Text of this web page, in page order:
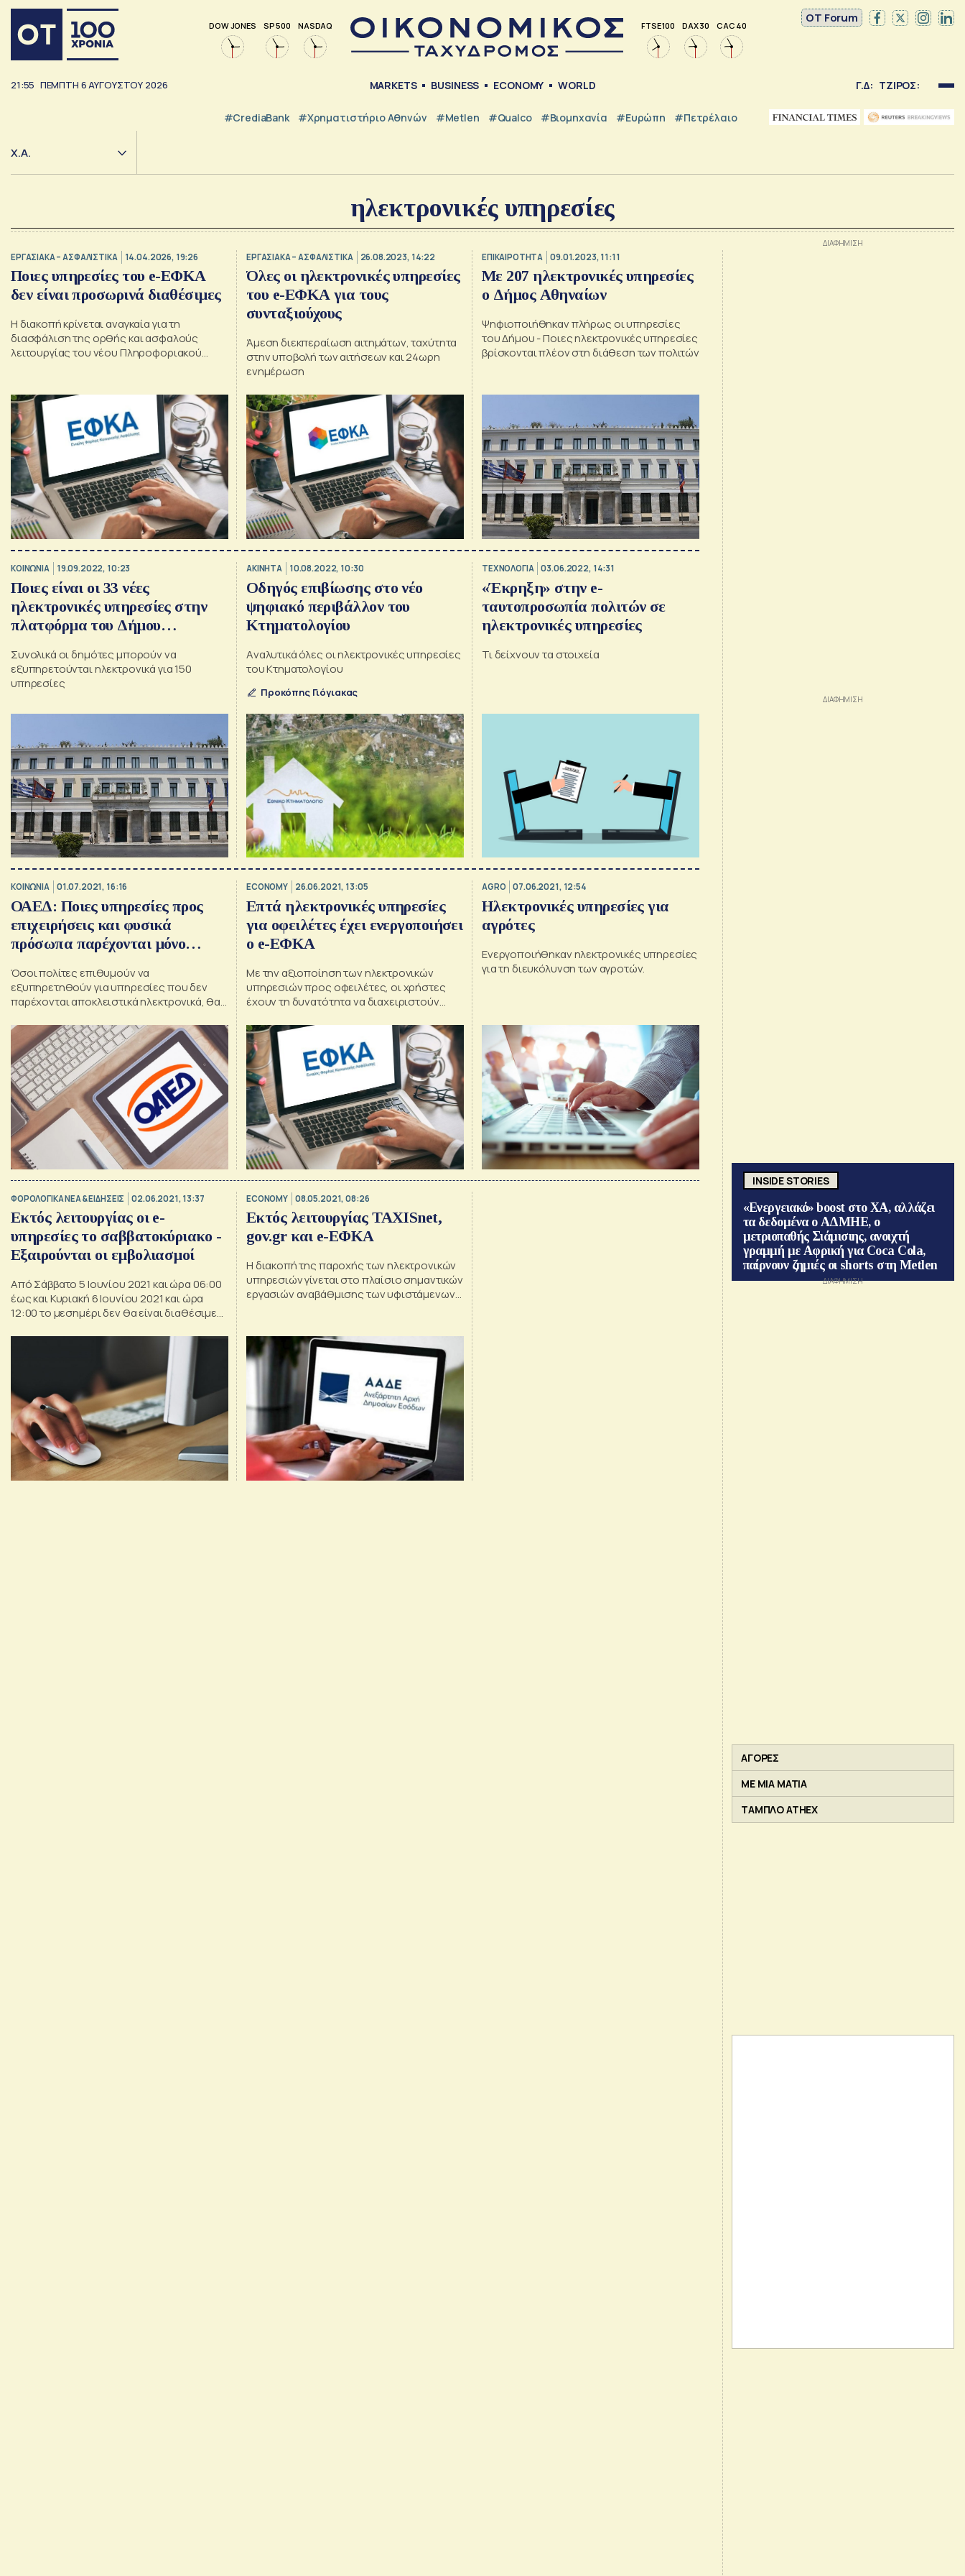
DOW JONES SP 500 NASDAQ FTSE 100 DAX 30 CAC 40
OT Forum
21:55 ΠΈΜΠΤΗ 6ΑΥΓΟΎΣΤΟΥ 2026 MARKETS BUSINESS ECONOMY WORLD Γ.Δ: ΤΖΙΡΟΣ:
#CrediaBank #Χρηματιστήριο Αθηνών #metlen #Qualco #Βιομηχανία #Ευρώπη #Πετρέλαιο
Χ.Α.
ηλεκτρονικές υπηρεσίες
ΕΡΓΑΣΙΑΚΑ – ΑΣΦΑΛΙΣΤΙΚΑ 14.04.2026, 19:26
Ποιες υπηρεσίες του e-ΕΦΚΑ
δεν είναι προσωρινά διαθέσιμες
Η διακοπή κρίνεται αναγκαία για τη
διασφάλιση της ορθής και ασφαλούς
λειτουργίας του νέου Πληροφοριακού
ΕΡΓΑΣΙΑΚΑ – ΑΣΦΑΛΙΣΤΙΚΑ 26.08.2023, 14:22
Όλες οι ηλεκτρονικές υπηρεσίες
του e-ΕΦΚΑ για τους
συνταξιούχους
Άμεση διεκπεραίωση αιτημάτων, ταχύτητα
στην υποβολή των αιτήσεων και 24ωρη
ενημέρωση
ΕΠΙΚΑΙΡΟΤΗΤΑ 09.01.2023, 11:11
Με 207 ηλεκτρονικές υπηρεσίες
ο Δήμος Αθηναίων
Ψηφιοποιήθηκαν πλήρως οι υπηρεσίες
του Δήμου - Ποιες ηλεκτρονικές υπηρεσίες
βρίσκονται πλέον στη διάθεση των πολιτών
ΚΟΙΝΩΝΙΑ 19.09.2022, 10:23
Ποιες είναι οι 33 νέες
ηλεκτρονικές υπηρεσίες στην
πλατφόρμα του Δήμου
Συνολικά οι δημότες μπορούν να
εξυπηρετούνται ηλεκτρονικά για 150
υπηρεσίες
ΑΚΙΝΗΤΑ 10.08.2022, 10:30
Oδηγός επιβίωσης στο νέο
ψηφιακό περιβάλλον του
Κτηματολογίου
Aναλυτικά όλες οι ηλεκτρονικές υπηρεσίες
του Κτηματολογίου
Προκόπης Γιόγιακας
ΤΕΧΝΟΛΟΓΙΑ 03.06.2022, 14:31
«Έκρηξη» στην e-
ταυτοπροσωπία πολιτών σε
ηλεκτρονικές υπηρεσίες
Τι δείχνουν τα στοιχεία
ΚΟΙΝΩΝΙΑ 01.07.2021, 16:16
ΟΑΕΔ: Ποιες υπηρεσίες προς
επιχειρήσεις και φυσικά
πρόσωπα παρέχονται μόνο
Όσοι πολίτες επιθυμούν να
εξυπηρετηθούν για υπηρεσίες που δεν
παρέχονται αποκλειστικά ηλεκτρονικά, θα
ραντεβού
ECONOMY 26.06.2021, 13:05
Επτά ηλεκτρονικές υπηρεσίες
για οφειλέτες έχει ενεργοποιήσει
ο e-ΕΦΚΑ
Με την αξιοποίηση των ηλεκτρονικών
υπηρεσιών προς οφειλέτες, οι χρήστες
έχουν τη δυνατότητα να διαχειριστούν
AGRO 07.06.2021, 12:54
Ηλεκτρονικές υπηρεσίες για
αγρότες
Ενεργοποιήθηκαν ηλεκτρονικές υπηρεσίες
για τη διευκόλυνση των αγροτών.
ΦΟΡΟΛΟΓΙΚΑ ΝΕΑ & EΙΔΗΣΕΙΣ 02.06.2021, 13:37
Εκτός λειτουργίας οι e-
υπηρεσίες το σαββατοκύριακο -
Εξαιρούνται οι εμβολιασμοί
Από Σάββατο 5 Ιουνίου 2021 και ώρα 06:00
έως και Κυριακή 6 Ιουνίου 2021 και ώρα
12:00 το μεσημέρι δεν θα είναι διαθέσιμες
ΓΓΠΣΔΔ μέσω των υποδομών της.
ECONOMY 08.05.2021, 08:26
Εκτός λειτουργίας TAXISnet,
gov.gr και e-ΕΦΚΑ
Η διακοπή της παροχής των ηλεκτρονικών
υπηρεσιών γίνεται στο πλαίσιο σημαντικών
εργασιών αναβάθμισης των υφιστάμενων
συνεχώς αυξανόμενης ζήτησης
INSIDE STORIES
«Ενεργειακό» boost στο ΧΑ, αλλάζει
τα δεδομένα ο ΑΔΜΗΕ, ο
μετριοπαθής Σιάμισιης, ανοιχτή
γραμμή με Αφρική για Coca Cola,
παίρνουν ζημιές οι shorts στη Metlen
ΑΓΟΡΕΣ
ΜΕ ΜΙΑ ΜΑΤΙΑ
ΤΑΜΠΛΟ ATHEX